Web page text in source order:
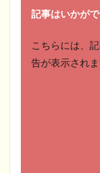
記事はいかが
こちらには、
告が表示されま